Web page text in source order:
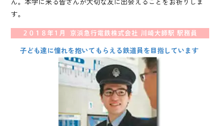
す。
子ども達に憧れを抱いてもらえる鉄道員を目指しています